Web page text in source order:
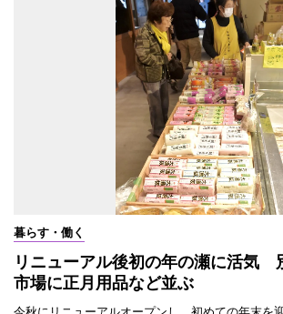
暮らす・働く
リニューアル後初の年の瀬に活気
市場に正月用品など並ぶ